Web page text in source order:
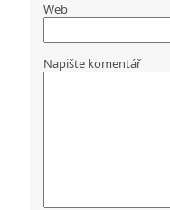
Web
Napište komentář